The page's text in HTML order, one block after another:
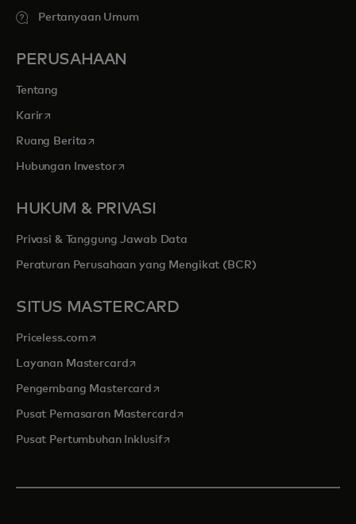
Pertanyaan Umum
PERUSAHAAN
Tentang
Kariropens in a new tab
Ruang Berita opens in a new tab
Hubungan Investoropens in a new tab
HUKUM & PRIVASI
Privasi & Tanggung Jawab Data
Peraturan Perusahaan yang Mengikat (BCR)
SITUS MASTERCARD
Priceless.com opens in a new tab
Layanan Mastercardopens in a new tab
Pengembang Mastercard opens in a new tab
Pusat Pemasaran Mastercardopens in a new tab
Pusat Pertumbuhan Inklusifopens in a new tab